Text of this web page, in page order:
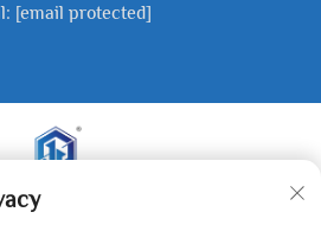
[email protected]
Weiye (Jinan) Machinery